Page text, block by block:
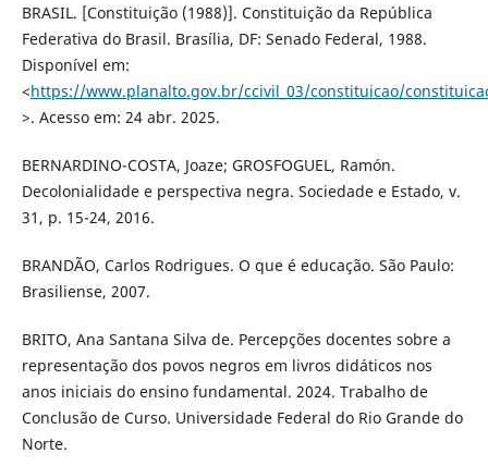
BRASIL. [Constituição (1988)]. Constituição da República
Federativa do Brasil. Brasília, DF: Senado Federal, 1988.
Disponível em:
<https://www.planalto.gov.br/ccivil_03/constituicao/
>. Acesso em: 24 abr. 2025.
BERNARDINO-COSTA, Joaze; GROSFOGUEL, Ramón.
Decolonialidade e perspectiva negra. Sociedade e Estado, v.
31, p. 15-24, 2016.
BRANDÃO, Carlos Rodrigues. O que é educação. São Paulo:
Brasiliense, 2007.
BRITO, Ana Santana Silva de. Percepções docentes sobre a
representação dos povos negros em livros didáticos nos
anos iniciais do ensino fundamental. 2024. Trabalho de
Conclusão de Curso. Universidade Federal do Rio Grande do
Norte.